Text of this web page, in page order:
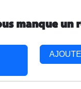
manque un